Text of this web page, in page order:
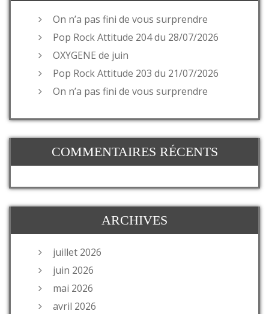
On n’a pas fini de vous surprendre
Pop Rock Attitude 204 du 28/07/2026
OXYGENE de juin
Pop Rock Attitude 203 du 21/07/2026
On n’a pas fini de vous surprendre
COMMENTAIRES RÉCENTS
ARCHIVES
juillet 2026
juin 2026
mai 2026
avril 2026